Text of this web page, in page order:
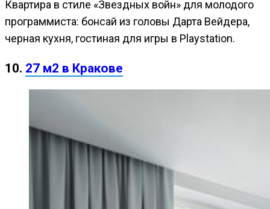
Квартира в стиле «Звездных войн» для молодого
программиста: бонсай из головы Дарта Вейдера,
черная кухня, гостиная для игры в Playstation.
10. 27 м2 в Кракове